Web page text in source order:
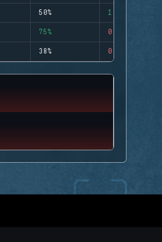
50% 1
75% 0
38% 0